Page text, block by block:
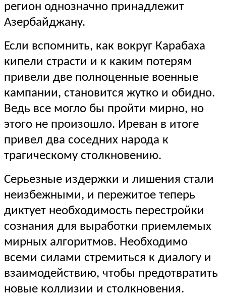
регион однозначно принадлежит
Азербайджану.
Если вспомнить, как вокруг Карабаха
кипели страсти и к каким потерям
привели две полноценные военные
кампании, становится жутко и обидно.
Ведь все могло бы пройти мирно, но
этого не произошло. Иреван в итоге
привел два соседних народа к
трагическому столкновению.
Серьезные издержки и лишения стали
неизбежными, и пережитое теперь
диктует необходимость перестройки
сознания для выработки приемлемых
мирных алгоритмов. Необходимо
всеми силами стремиться к диалогу и
взаимодействию, чтобы предотвратить
новые коллизии и столкновения.